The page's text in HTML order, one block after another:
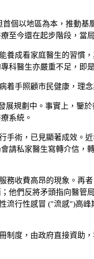
個以地區為本，推動基
至今還在起步階段，當
成看家庭醫生的習慣
科醫生亦嚴重不足，即
着手照顧市民健康，理
規劃中。事實上，鑒
系統。
術，已見顯著成效。
私家醫生寫轉介信
收費高昂的現象。再
們反將矛頭指向醫管
行性感冒 ("流感")高
度，由政府直接資助